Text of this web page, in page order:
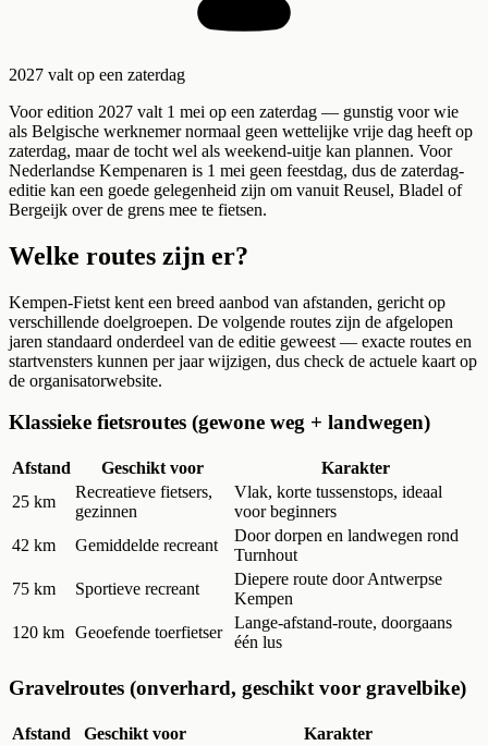
2027 valt op een zaterdag
Voor edition 2027 valt 1 mei op een zaterdag — gunstig voor wie
als Belgische werknemer normaal geen wettelijke vrije dag heeft op
zaterdag, maar de tocht wel als weekend-uitje kan plannen. Voor
Nederlandse Kempenaren is 1 mei geen feestdag, dus de zaterdag-
editie kan een goede gelegenheid zijn om vanuit Reusel, Bladel of
Bergeijk over de grens mee te fietsen.
Welke routes zijn er?
Kempen-Fietst kent een breed aanbod van afstanden, gericht op
verschillende doelgroepen. De volgende routes zijn de afgelopen
jaren standaard onderdeel van de editie geweest — exacte routes en
startvensters kunnen per jaar wijzigen, dus check de actuele kaart op
de organisatorwebsite.
Klassieke fietsroutes (gewone weg + landwegen)
Afstand Geschikt voor
Karakter
25 km
Recreatieve fietsers,
gezinnen
Vlak, korte tussenstops, ideaal
voor beginners
42 km
Gemiddelde recreant
Door dorpen en landwegen rond
Turnhout
75 km
Sportieve recreant
Diepere route door Antwerpse
Kempen
120 km Geoefende toerfietser
Lange-afstand-route, doorgaans
één lus
Gravelroutes (onverhard, geschikt voor gravelbike)
Afstand Geschikt voor
Karakter